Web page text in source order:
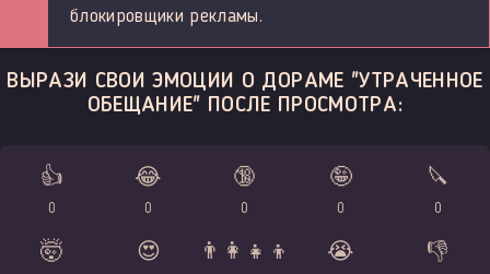
блокировщики рекламы.
ВЫРАЗИ СВОИ ЭМОЦИИ О ДОРАМЕ "УТРАЧЕННОЕ
ОБЕЩАНИЕ" ПОСЛЕ ПРОСМОТРА:
👍
0
😂
0
🔞
0
🤪
0
🔪
0
🤯 😍 👨‍👩‍👧‍👦 😭 👎